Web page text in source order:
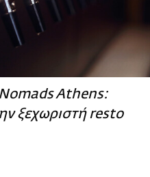
Athens:
ξεχωριστή resto